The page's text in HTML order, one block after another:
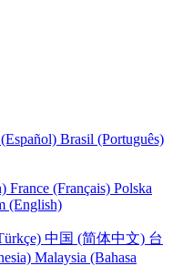
Brasil (Português)
France (Français) Polska
(English)
中国 (简体中文) 台
Malaysia (Bahasa